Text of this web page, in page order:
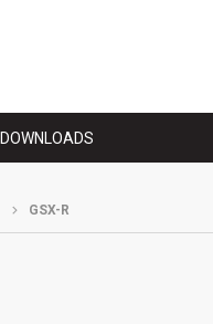
DOWNLOADS
GSX-R